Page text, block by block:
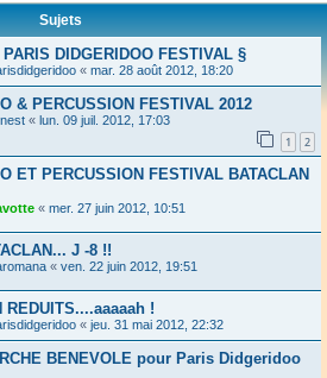
Sujets
DIDGERIDOO FESTIVAL §
« mar. 28 août 2012, 18:20
& PERCUSSION FESTIVAL 2012
« lun. 09 juil. 2012, 17:03
1 2
ET PERCUSSION FESTIVAL BATACLAN
« mer. 27 juin 2012, 10:51
J -8 !!
« ven. 22 juin 2012, 19:51
REDUITS....aaaaah !
« jeu. 31 mai 2012, 22:32
BENEVOLE pour Paris Didgeridoo